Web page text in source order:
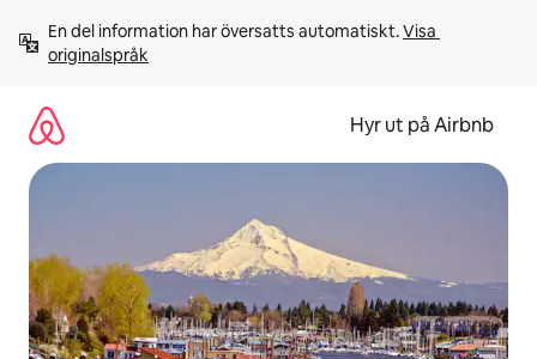
innehåll
En del information har översatts automatiskt. Visa
originalspråk
Hyr ut på Airbnb